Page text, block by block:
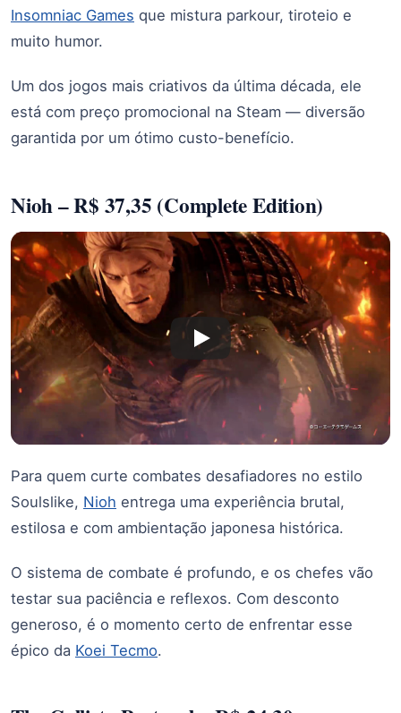
Insomniac Games que mistura parkour, tiroteio e
muito humor.
Um dos jogos mais criativos da última década, ele
está com preço promocional na Steam — diversão
garantida por um ótimo custo-benefício.
Nioh – R$ 37,35 (Complete Edition)
Para quem curte combates desafiadores no estilo
Soulslike, Nioh entrega uma experiência brutal,
estilosa e com ambientação japonesa histórica.
O sistema de combate é profundo, e os chefes vão
testar sua paciência e reflexos. Com desconto
generoso, é o momento certo de enfrentar esse
épico da Koei Tecmo.